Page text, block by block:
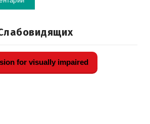
for visually impaired